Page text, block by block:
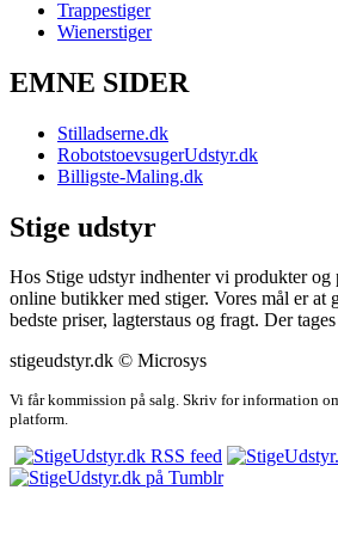
Trappestiger
Wienerstiger
EMNE SIDER
Stilladserne.dk
RobotstoevsugerUdstyr.dk
Billigste-Maling.dk
Stige udstyr
Hos Stige udstyr indhenter vi produkter
online butikker med stiger. Vores mål er at
bedste priser, lagterstaus og fragt. Der
stigeudstyr.dk © Microsys
Vi får kommission på salg. Skriv for information
platform.